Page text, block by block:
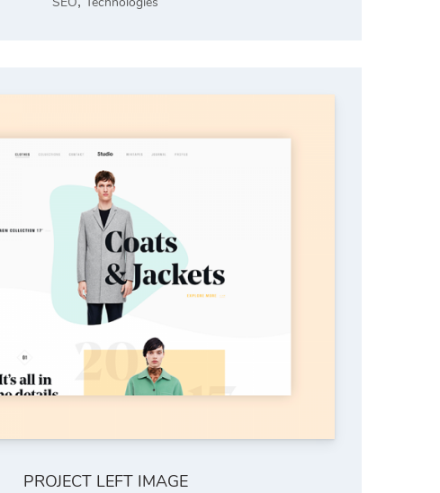
PROJECT LEFT IMAGE